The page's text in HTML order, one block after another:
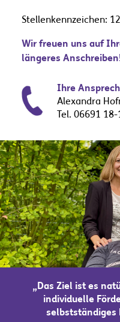
Stellenkennzeichen:
Wir freuen uns auf
längeres
Ihre
Alexandra
Tel. 06691
„Das Ziel ist es
individuelle
selbstständiges